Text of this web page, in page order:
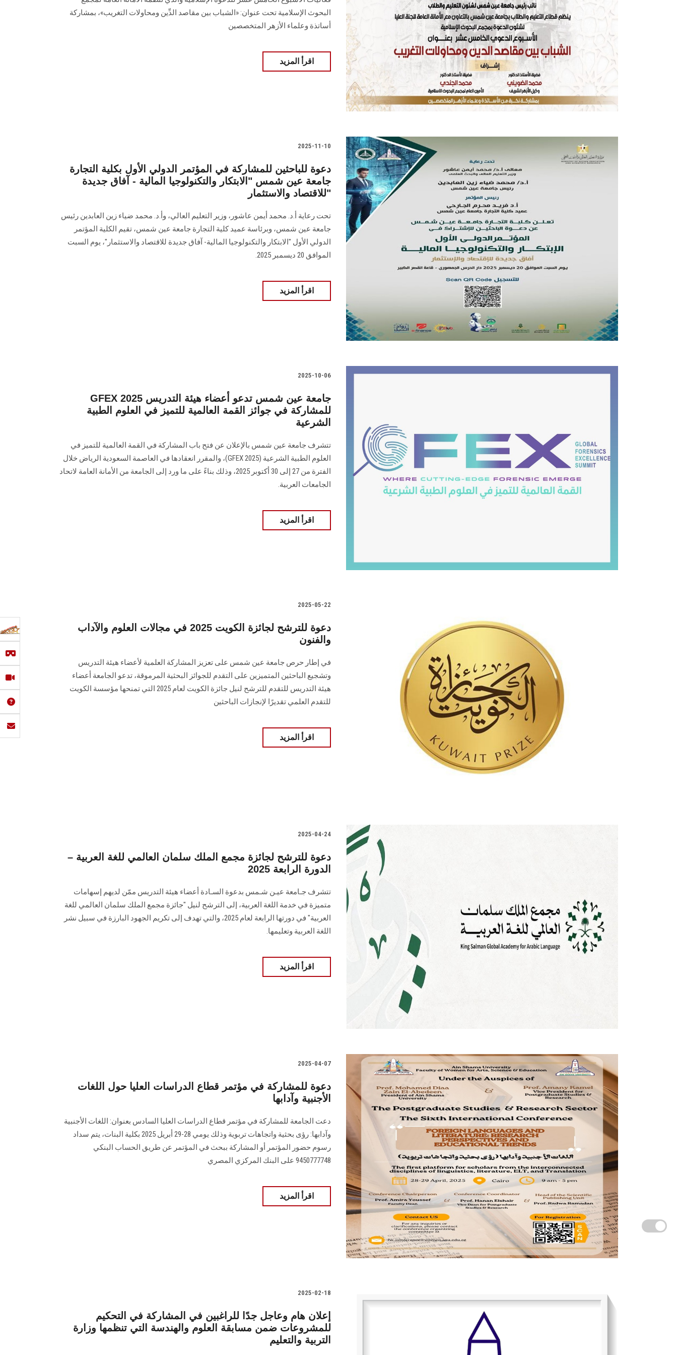
البحوث الإسلامية تحت عنوان: «الشباب بين مقاصد الدِّين ومحاولات التغريب»، بمشاركة
أساتذة وعلماء الأزهر المتخصصين
اقرأ المزيد
2025-11-10
دعوة للباحثين للمشاركة في المؤتمر الدولي الأول بكلية التجارة
جامعة عين شمس "الابتكار والتكنولوجيا المالية - آفاق جديدة
للاقتصاد والاستثمار"
تحت رعاية أ.د. محمد أيمن عاشور، وزير التعليم العالي، وأ.د. محمد ضياء زين العابدين رئيس
جامعة عين شمس، وبرئاسة عميد كلية التجارة جامعة عين شمس، تقيم الكلية المؤتمر
الدولي الأول "الابتكار والتكنولوجيا المالية- آفاق جديدة للاقتصاد والاستثمار"، يوم السبت
الموافق 20 ديسمبر 2025.
اقرأ المزيد
2025-10-06
GFEX 2025 جامعة عين شمس تدعو أعضاء هيئة التدريس
للمشاركة في جوائز القمة العالمية للتميز في العلوم الطبية
الشرعية
تتشرف جامعة عين شمس بالإعلان عن فتح باب المشاركة في القمة العالمية للتميز في
العلوم الطبية الشرعية (GFEX 2025)، والمقرر انعقادها في العاصمة السعودية الرياض خلال
الفترة من 27 إلى 30 أكتوبر 2025، وذلك بناءً على ما ورد إلى الجامعة من الأمانة العامة لاتحاد
الجامعات العربية.
اقرأ المزيد
2025-05-22
دعوة للترشح لجائزة الكويت 2025 في مجالات العلوم والآداب
والفنون
في إطار حرص جامعة عين شمس على تعزيز المشاركة العلمية لأعضاء هيئة التدريس
وتشجيع الباحثين المتميزين على التقدم للجوائز البحثية المرموقة، تدعو الجامعة أعضاء
هيئة التدريس للتقدم للترشح لنيل جائزة الكويت لعام 2025 التي تمنحها مؤسسة الكويت
للتقدم العلمي تقديرًا لإنجازات الباحثين
اقرأ المزيد
2025-04-24
دعوة للترشح لجائزة مجمع الملك سلمان العالمي للغة العربية –
الدورة الرابعة 2025
تتشرف جـامعة عيـن شـمس بدعوة السـادة أعضاء هيئة التدريس ممّن لديهم إسهامات
متميزة في خدمة اللغة العربية، إلى الترشح لنيل "جائزة مجمع الملك سلمان العالمي للغة
العربية" في دورتها الرابعة لعام 2025، والتي تهدف إلى تكريم الجهود البارزة في سبيل نشر
اللغة العربية وتعليمها.
اقرأ المزيد
2025-04-07
دعوة للمشاركة في مؤتمر قطاع الدراسات العليا حول اللغات
الأجنبية وآدابها
دعت الجامعة للمشاركة في مؤتمر قطاع الدراسات العليا السادس بعنوان: اللغات الأجنبية
وآدابها: رؤى بحثية واتجاهات تربوية وذلك يومي 28-29 أبريل 2025 بكلية البنات، يتم سداد
رسوم حضور المؤتمر أو المشاركة ببحث في المؤتمر عن طريق الحساب البنكي
9450777748 على البنك المركزي المصري
اقرأ المزيد
2025-02-18
إعلان هام وعاجل جدًا للراغبين في المشاركة في التحكيم
للمشروعات ضمن مسابقة العلوم والهندسة التي تنظمها وزارة
التربية والتعليم